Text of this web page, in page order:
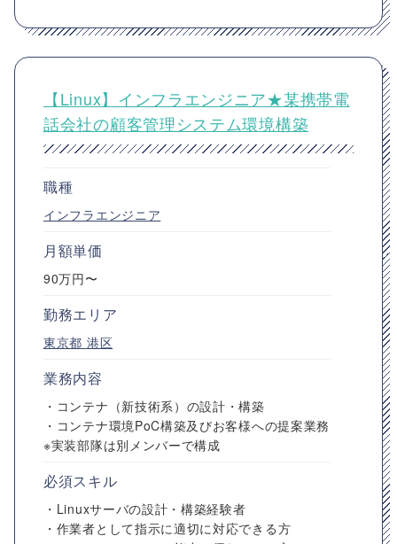
【Linux】インフラエンジニア★某携帯電
話会社の顧客管理システム環境構築
職種
インフラエンジニア
月額単価
90万円〜
勤務エリア
東京都 港区
業務内容
・コンテナ（新技術系）の設計・構築
・コンテナ環境PoC構築及びお客様への提案業務
※実装部隊は別メンバーで構成
必須スキル
・Linuxサーバの設計・構築経験者
・作業者として指示に適切に対応できる方